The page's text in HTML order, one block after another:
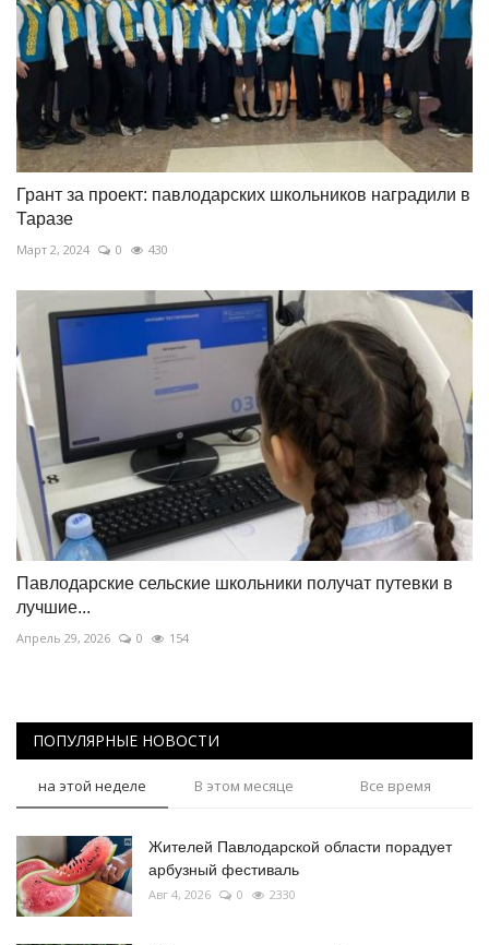
Грант за проект: павлодарских школьников наградили в
Таразе
Март 2, 2024 0 430
Павлодарские сельские школьники получат путевки в
лучшие...
Апрель 29, 2026 0 154
ПОПУЛЯРНЫЕ НОВОСТИ
на этой неделе В этом месяце Все время
Жителей Павлодарской области порадует
арбузный фестиваль
Авг 4, 2026 0 2330